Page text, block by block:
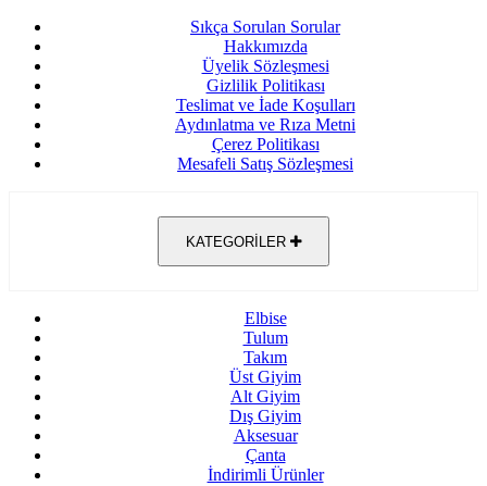
Sıkça Sorulan Sorular
Hakkımızda
Üyelik Sözleşmesi
Gizlilik Politikası
Teslimat ve İade Koşulları
Aydınlatma ve Rıza Metni
Çerez Politikası
Mesafeli Satış Sözleşmesi
KATEGORİLER
Elbise
Tulum
Takım
Üst Giyim
Alt Giyim
Dış Giyim
Aksesuar
Çanta
İndirimli Ürünler